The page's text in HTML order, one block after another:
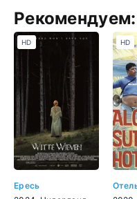
Рекомендуем:
Ересь
HD HD